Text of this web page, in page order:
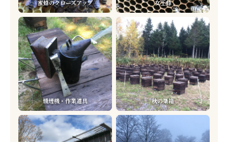
蜜蜂のクローズアップ 女王蜂
燻煙機・作業道具 秋の巣箱